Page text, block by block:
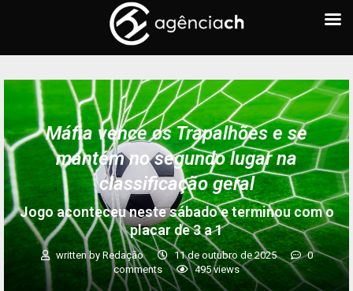
Máfia vence os Trapalhões e se
mantém no segundo lugar na
classificação geral
Jogo aconteceu neste sábado e terminou com o
placar de 3 a 1
written by Redação 11 de outubro de 2025
0
comments
495views